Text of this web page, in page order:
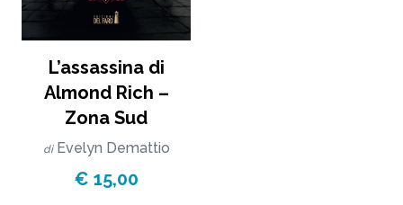
L’assassina di
Almond Rich –
Zona Sud
di Evelyn Demattio
€ 15,00